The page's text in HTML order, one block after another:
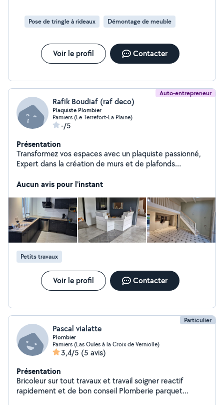
Pose de tringle à rideaux Démontage de meuble
Voir le profil Contacter
Auto-entrepreneur
Rafik Boudiaf (raf deco)
Plaquiste Plombier
Pamiers (Le Terrefort-La Plaine)
-/5
Présentation
Transformez vos espaces avec un plaquiste passionné,
Expert dans la création de murs et de plafonds
Aucun avis pour l'instant
Petits travaux
Voir le profil Contacter
Particulier
Pascal vialatte
Plombier
Pamiers (Las Oules à la Croix de Verniolle)
3,4/5 (5 avis)
Présentation
Bricoleur sur tout travaux et travail soigner reactif
rapidement et de bon conseil Plomberie parquet